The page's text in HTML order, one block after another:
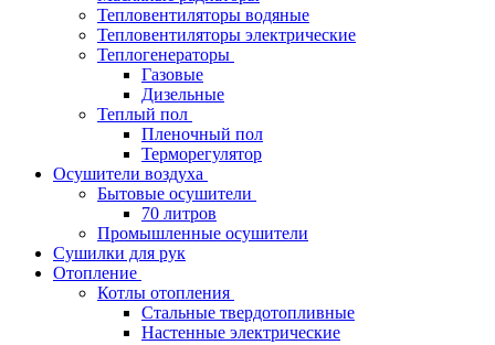
Тепловентиляторы водяные
Тепловентиляторы электрические
Теплогенераторы
Газовые
Дизельные
Теплый пол
Пленочный пол
Терморегулятор
Осушители воздуха
Бытовые осушители
70 литров
Промышленные осушители
Сушилки для рук
Отопление
Котлы отопления
Стальные твердотопливные
Настенные электрические